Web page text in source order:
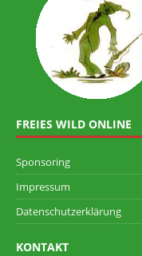
FREIES WILD ONLINE
Sponsoring
Impressum
Datenschutzerklärung
KONTAKT